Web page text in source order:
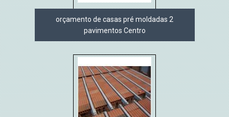
orçamento de casas pré moldadas 2
pavimentos Centro